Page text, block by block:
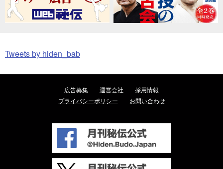
Tweets by hiden_bab
広告募集 運営会社
採用情報
プライバシーポリシー
お問い合わせ